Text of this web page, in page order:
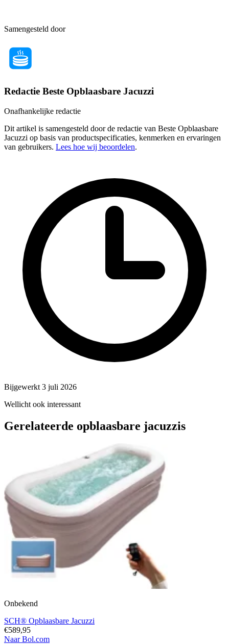
Samengesteld door
Redactie Beste Opblaasbare Jacuzzi
Onafhankelijke redactie
Dit artikel is samengesteld door de redactie van Beste Opblaasbare
Jacuzzi op basis van productspecificaties, kenmerken en ervaringen
van gebruikers. Lees hoe wij beoordelen.
Bijgewerkt 3 juli 2026
Wellicht ook interessant
Gerelateerde opblaasbare jacuzzis
Onbekend
SCH® Opblaasbare Jacuzzi
€589,95
Naar Bol.com